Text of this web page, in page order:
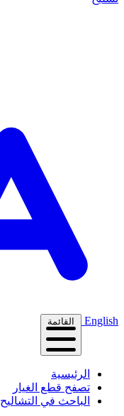
English القائمة
الرئيسية
تصفح قطع الغيار
الباحث في التشاليح